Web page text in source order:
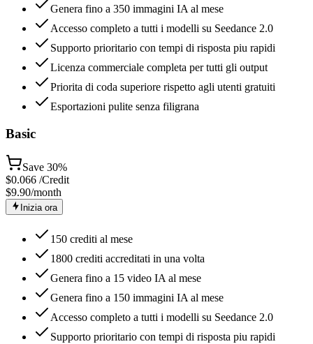
Genera fino a 350 immagini IA al mese
Accesso completo a tutti i modelli su Seedance 2.0
Supporto prioritario con tempi di risposta piu rapidi
Licenza commerciale completa per tutti gli output
Priorita di coda superiore rispetto agli utenti gratuiti
Esportazioni pulite senza filigrana
Basic
Save 30%
$0.066 /Credit
$9.90/month
Inizia ora
150 crediti al mese
1800 crediti accreditati in una volta
Genera fino a 15 video IA al mese
Genera fino a 150 immagini IA al mese
Accesso completo a tutti i modelli su Seedance 2.0
Supporto prioritario con tempi di risposta piu rapidi